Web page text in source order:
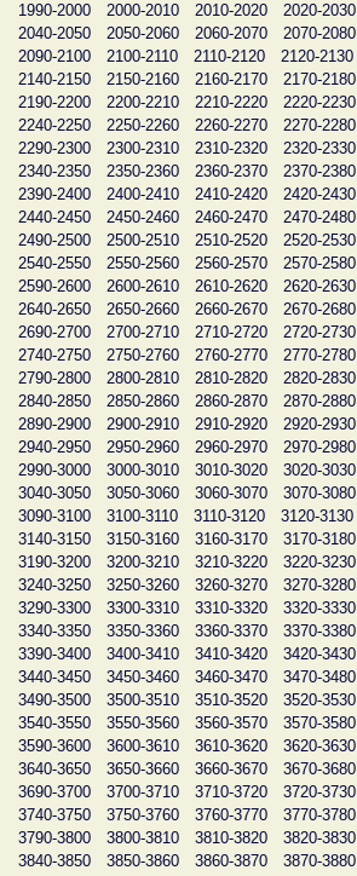
1990-2000
2000-2010 2010-2020 2020-2030
2040-2050
2050-2060 2060-2070 2070-2080
2090-2100
2100-2110 2110-2120 2120-2130
2140-2150
2150-2160 2160-2170 2170-2180
2190-2200
2200-2210 2210-2220 2220-2230
2240-2250
2250-2260 2260-2270 2270-2280
2290-2300
2300-2310 2310-2320 2320-2330
2340-2350
2350-2360 2360-2370 2370-2380
2390-2400
2400-2410 2410-2420 2420-2430
2440-2450
2450-2460 2460-2470 2470-2480
2490-2500
2500-2510 2510-2520 2520-2530
2540-2550
2550-2560 2560-2570 2570-2580
2590-2600
2600-2610 2610-2620 2620-2630
2640-2650
2650-2660 2660-2670 2670-2680
2690-2700
2700-2710 2710-2720 2720-2730
2740-2750
2750-2760 2760-2770 2770-2780
2790-2800
2800-2810 2810-2820 2820-2830
2840-2850
2850-2860 2860-2870 2870-2880
2890-2900
2900-2910 2910-2920 2920-2930
2940-2950
2950-2960 2960-2970 2970-2980
2990-3000
3000-3010 3010-3020 3020-3030
3040-3050
3050-3060 3060-3070 3070-3080
3090-3100
3100-3110 3110-3120 3120-3130
3140-3150
3150-3160 3160-3170 3170-3180
3190-3200
3200-3210 3210-3220 3220-3230
3240-3250
3250-3260 3260-3270 3270-3280
3290-3300
3300-3310 3310-3320 3320-3330
3340-3350
3350-3360 3360-3370 3370-3380
3390-3400
3400-3410 3410-3420 3420-3430
3440-3450
3450-3460 3460-3470 3470-3480
3490-3500
3500-3510 3510-3520 3520-3530
3540-3550
3550-3560 3560-3570 3570-3580
3590-3600
3600-3610 3610-3620 3620-3630
3640-3650
3650-3660 3660-3670 3670-3680
3690-3700
3700-3710 3710-3720 3720-3730
3740-3750
3750-3760 3760-3770 3770-3780
3790-3800
3800-3810 3810-3820 3820-3830
3840-3850
3850-3860 3860-3870 3870-3880